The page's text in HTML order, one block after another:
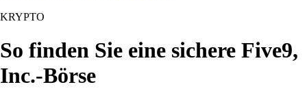
KRYPTO
So finden Sie eine sichere Five9,
Inc.-Börse